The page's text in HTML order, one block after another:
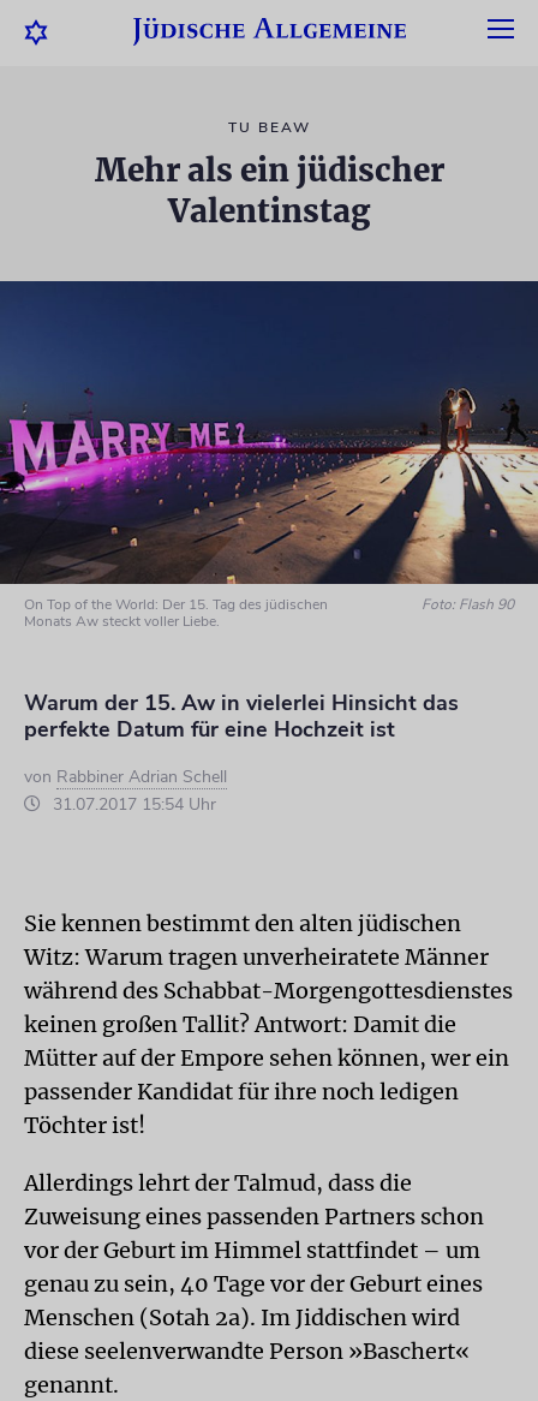
TU BEAW
Mehr als ein jüdischer
Valentinstag
On Top of the World: Der 15. Tag des jüdischen
Monats Aw steckt voller Liebe.
Foto: Flash 90
Warum der 15. Aw in vielerlei Hinsicht das
perfekte Datum für eine Hochzeit ist
von Rabbiner Adrian Schell
31.07.2017 15:54 Uhr
Sie kennen bestimmt den alten jüdischen
Witz: Warum tragen unverheiratete Männer
während des Schabbat-Morgengottesdienstes
keinen großen Tallit? Antwort: Damit die
Mütter auf der Empore sehen können, wer ein
passender Kandidat für ihre noch ledigen
Töchter ist!
Allerdings lehrt der Talmud, dass die
Zuweisung eines passenden Partners schon
vor der Geburt im Himmel stattfindet – um
genau zu sein, 40 Tage vor der Geburt eines
Menschen (Sotah 2a). Im Jiddischen wird
diese seelenverwandte Person »Baschert«
genannt.